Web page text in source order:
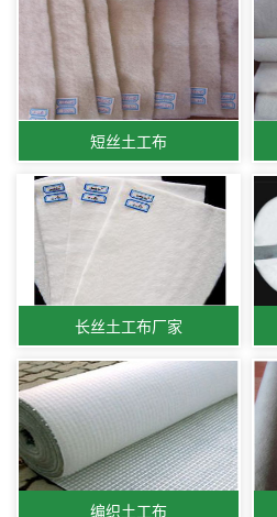
短丝土工布
长丝土工布厂家
编织土工布